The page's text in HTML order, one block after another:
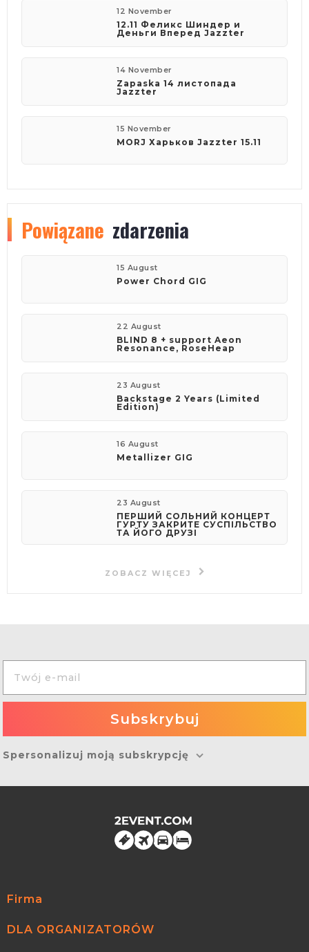
12 November
12.11 Феликс Шиндер и
Деньги Вперед Jazzter
14 November
Zapaska 14 листопада
Jazzter
15 November
MORJ Харьков Jazzter 15.11
Powiązane zdarzenia
15 August
Power Chord GIG
22 August
BLIND 8 + support Aeon
Resonance, RoseHeap
23 August
Backstage 2 Years (Limited
Edition)
16 August
Metallizer GIG
23 August
ПЕРШИЙ СОЛЬНИЙ КОНЦЕРТ
ГУРТУ ЗАКРИТЕ СУСПІЛЬСТВО
ТА ЙОГО ДРУЗІ
ZOBACZ WIĘCEJ
Spersonalizuj moją subskrypcję
Firma
DLA ORGANIZATORÓW